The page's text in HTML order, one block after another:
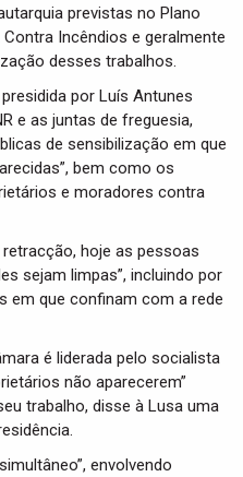
previstas no Plano
Incêndios e geralmente
desses trabalhos.
por Luís Antunes
e as juntas de freguesia,
de sensibilização em que
bem como os
e moradores contra
retracção, hoje as pessoas
sejam limpas”, incluindo por
em que confinam com a rede
é liderada pelo socialista
não aparecerem”
trabalho, disse à Lusa uma
envolvendo